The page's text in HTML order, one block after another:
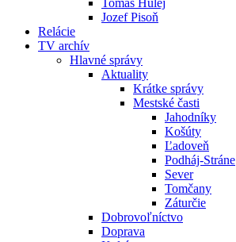
Tomáš Hulej
Jozef Pisoň
Relácie
TV archív
Hlavné správy
Aktuality
Krátke správy
Mestské časti
Jahodníky
Košúty
Ľadoveň
Podháj-Stráne
Sever
Tomčany
Záturčie
Dobrovoľníctvo
Doprava